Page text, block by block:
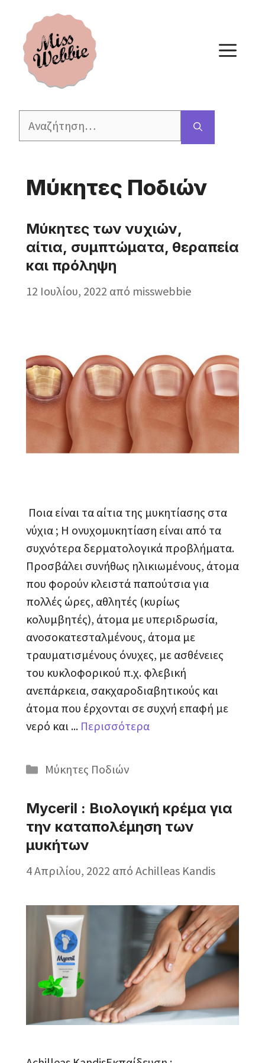
περιεχόμενο
Αναζήτηση
Μύκητες Ποδιών
Μύκητες των νυχιών,
αίτια, συμπτώματα, θεραπεία
και πρόληψη
12 Ιουλίου, 2022 από misswebbie
Ποια είναι τα αίτια της μυκητίασης στα
νύχια ; Η ονυχομυκητίαση είναι από τα
συχνότερα δερματολογικά προβλήματα.
Προσβάλει συνήθως ηλικιωμένους, άτομα
που φορούν κλειστά παπούτσια για
πολλές ώρες, αθλητές (κυρίως
κολυμβητές), άτομα με υπεριδρωσία,
ανοσοκατεσταλμένους, άτομα με
τραυματισμένους όνυχες, με ασθένειες
του κυκλοφορικού π.χ. φλεβική
ανεπάρκεια, σακχαροδιαβητικούς και
άτομα που έρχονται σε συχνή επαφή με
νερό και ... Περισσότερα
Κατηγορίες
Μύκητες Ποδιών
Myceril : Βιολογική κρέμα για
την καταπολέμηση των
μυκήτων
4 Απριλίου, 2022 από Achilleas Kandis